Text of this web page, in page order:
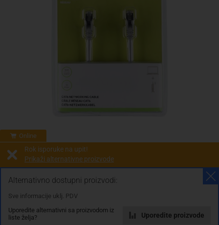
Online
Alternativno dostupni proizvodi:
Sve informacije uklj. PDV
Uporedite alternativni sa proizvodom iz
liste želja?
Uporedite proizvode
Rok isporuke na upit!
Prikaži alternativne proizvode
Prodaja i slanje od: Architektengruppe S71 d.o.o.
Cijena na upit
0.00 KM